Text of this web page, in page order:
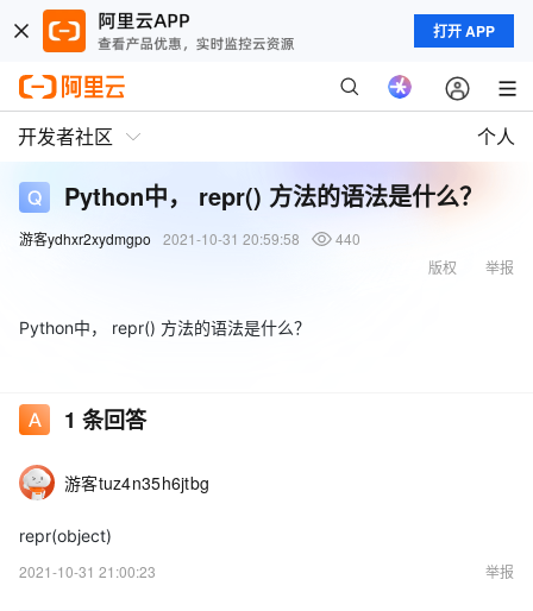
打开 APP
开发者社区 个人
Python中， repr() 方法的语法是什么？
游客ydhxr2xydmgpo 2021-10-31 20:59:58
440
举报
版权
Python中， repr() 方法的语法是什么？
1 条回答
游客tuz4n35h6jtbg
repr(object)
2021-10-31 21:00:23
举报